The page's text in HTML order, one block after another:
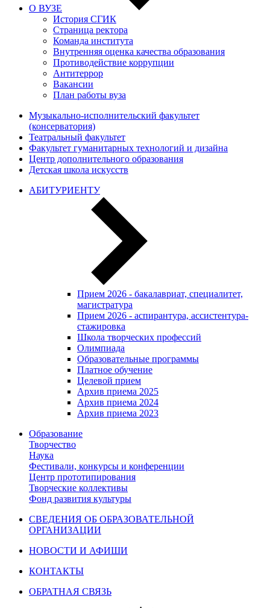
О ВУЗЕ
История СГИК
Страница ректора
Команда института
Внутренняя оценка качества образования
Противодействие коррупции
Антитеррор
Вакансии
План работы вуза
Музыкально-исполнительский факультет
(консерватория)
Театральный факультет
Факультет гуманитарных технологий и дизайна
Центр дополнительного образования
Детская школа искусств
АБИТУРИЕНТУ
Прием 2026 - бакалавриат, специалитет,
магистратура
Прием 2026 - аспирантура, ассистентура-
стажировка
Школа творческих профессий
Олимпиада
Образовательные программы
Платное обучение
Целевой прием
Архив приема 2025
Архив приема 2024
Архив приема 2023
Образование
Творчество
Наука
Фестивали, конкурсы и конференции
Центр прототипирования
Творческие коллективы
Фонд развития культуры
СВЕДЕНИЯ ОБ ОБРАЗОВАТЕЛЬНОЙ
ОРГАНИЗАЦИИ
НОВОСТИ И АФИШИ
КОНТАКТЫ
ОБРАТНАЯ СВЯЗЬ